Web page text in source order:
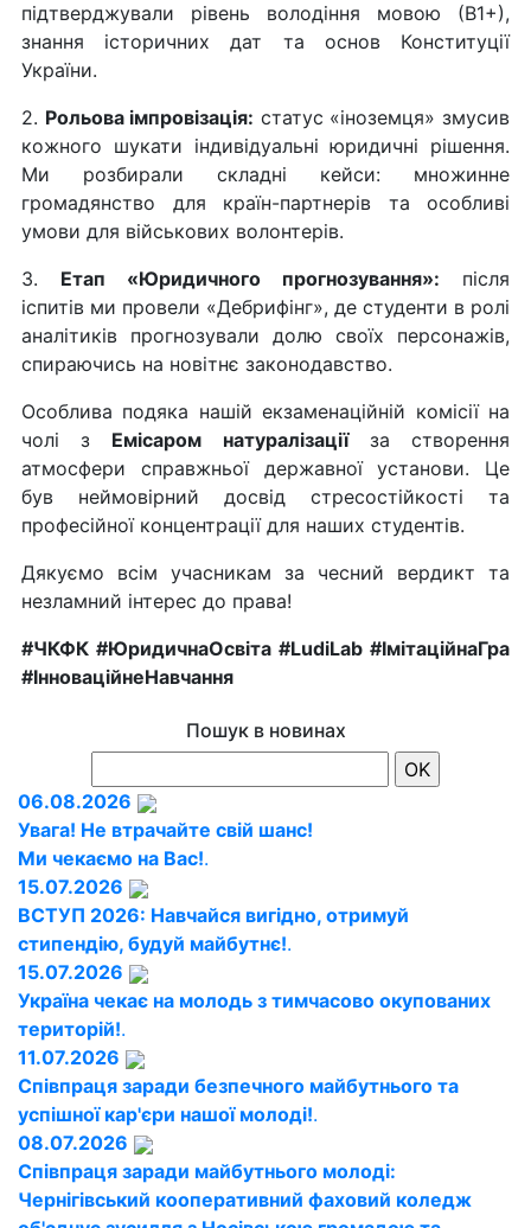
підтверджували рівень володіння мовою (В1+),
знання історичних дат та основ Конституції
України.
2. Рольова імпровізація: статус «іноземця» змусив
кожного шукати індивідуальні юридичні рішення.
Ми розбирали складні кейси: множинне
громадянство для країн-партнерів та особливі
умови для військових волонтерів.
3. Етап «Юридичного прогнозування»: після
іспитів ми провели «Дебрифінг», де студенти в ролі
аналітиків прогнозували долю своїх персонажів,
спираючись на новітнє законодавство.
Особлива подяка нашій екзаменаційній комісії на
чолі з Емісаром натуралізаціїза створення
атмосфери справжньої державної установи. Це
був неймовірний досвід стресостійкості та
професійної концентрації для наших студентів.
Дякуємо всім учасникам за чесний вердикт та
незламний інтерес до права!
#ЧКФК #ЮридичнаОсвіта #LudiLab #ІмітаційнаГра
#ІнноваційнеНавчання
Пошук в новинах
06.08.2026
Увага! Не втрачайте свій шанс!
Ми чекаємо на Вас!.
15.07.2026
ВСТУП 2026: Навчайся вигідно, отримуй
стипендію, будуй майбутнє!.
15.07.2026
Україна чекає на молодь з тимчасово окупованих
територій!.
11.07.2026
Співпраця заради безпечного майбутнього та
успішної кар'єри нашої молоді!.
08.07.2026
Співпраця заради майбутнього молоді:
Чернігівський кооперативний фаховий коледж